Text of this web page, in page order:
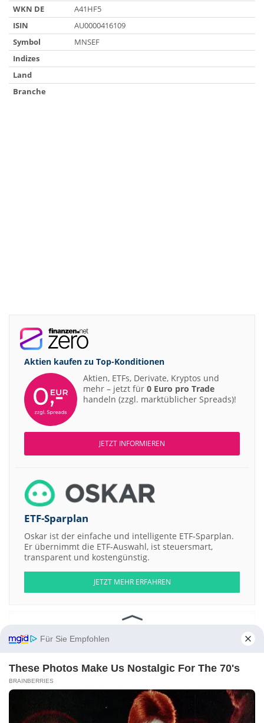
WKN DE
A41HF5
ISIN
AU0000416109
Symbol
MNSEF
Indizes
Land
Branche
Aktien kaufen zu Top-Konditionen
Aktien, ETFs, Derivate, Kryptos und
mehr – jetzt für 0 Euro pro Trade
handeln (zzgl. marktüblicher Spreads)!
JETZT INFORMIEREN
ETF-Sparplan
Oskar ist der einfache und intelligente ETF-Sparplan.
Er übernimmt die ETF-Auswahl, ist steuersmart,
transparent und kostengünstig.
JETZT MEHR ERFAHREN
S&P 500
Marketing Home Group for Trading
Nis
Sharvaya Metals
Guangdong Jiangwang International
Holdings
Für Sie Empfohlen
These Photos Make Us Nostalgic For The 70's
BRAINBERRIES